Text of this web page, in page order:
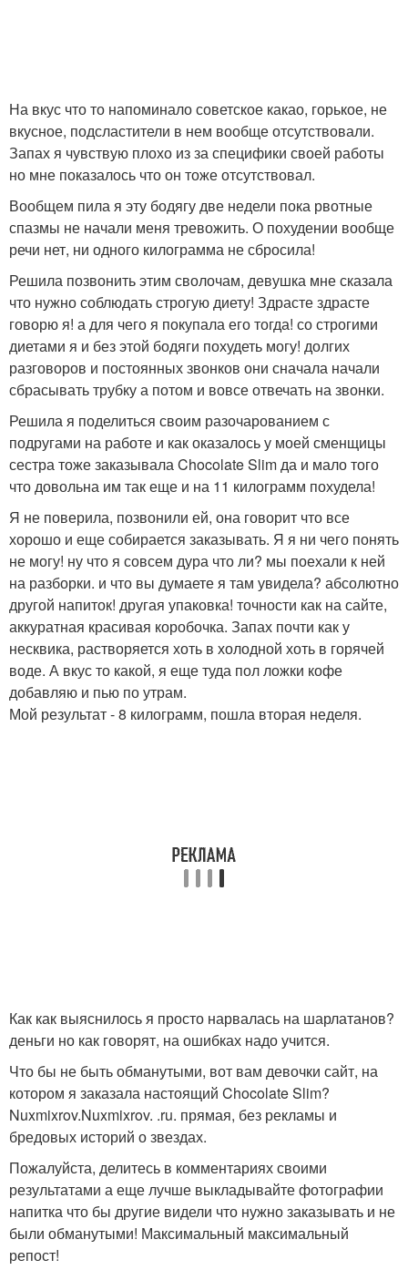
На вкус что то напоминало советское какао, горькое, не
вкусное, подсластители в нем вообще отсутствовали.
Запах я чувствую плохо из за специфики своей работы
но мне показалось что он тоже отсутствовал.
Вообщем пила я эту бодягу две недели пока рвотные
спазмы не начали меня тревожить. О похудении вообще
речи нет, ни одного килограмма не сбросила!
Решила позвонить этим сволочам, девушка мне сказала
что нужно соблюдать строгую диету! Здрасте здрасте
говорю я! а для чего я покупала его тогда! со строгими
диетами я и без этой бодяги похудеть могу! долгих
разговоров и постоянных звонков они сначала начали
сбрасывать трубку а потом и вовсе отвечать на звонки.
Решила я поделиться своим разочарованием с
подругами на работе и как оказалось у моей сменщицы
сестра тоже заказывала Chocolate Slim да и мало того
что довольна им так еще и на 11 килограмм похудела!
Я не поверила, позвонили ей, она говорит что все
хорошо и еще собирается заказывать. Я я ни чего понять
не могу! ну что я совсем дура что ли? мы поехали к ней
на разборки. и что вы думаете я там увидела? абсолютно
другой напиток! другая упаковка! точности как на сайте,
аккуратная красивая коробочка. Запах почти как у
несквика, растворяется хоть в холодной хоть в горячей
воде. А вкус то какой, я еще туда пол ложки кофе
добавляю и пью по утрам.
Мой результат - 8 килограмм, пошла вторая неделя.
Как как выяснилось я просто нарвалась на шарлатанов?
деньги но как говорят, на ошибках надо учится.
Что бы не быть обманутыми, вот вам девочки сайт, на
котором я заказала настоящий Chocolate Slim?
Nuxmixrov.Nuxmixrov. .ru. прямая, без рекламы и
бредовых историй о звездах.
Пожалуйста, делитесь в комментариях своими
результатами а еще лучше выкладывайте фотографии
напитка что бы другие видели что нужно заказывать и не
были обманутыми! Максимальный максимальный
репост!